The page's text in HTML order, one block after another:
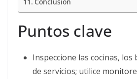
Conclusión
Puntos clave
Inspeccione las cocinas, los
de servicios; utilice